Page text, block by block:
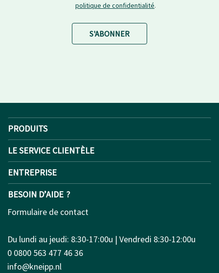
politique de confidentialité.
S'ABONNER
PRODUITS
LE SERVICE CLIENTÈLE
ENTREPRISE
BESOIN D’AIDE ?
Formulaire de contact
Du lundi au jeudi: 8:30-17:00u | Vendredi 8:30-12:00u
0 0800 563 477 46 36
info@kneipp.nl